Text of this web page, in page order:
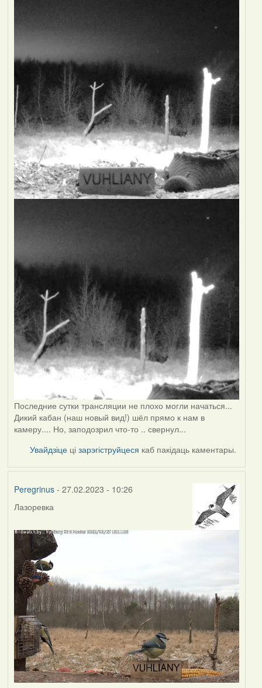
Последние сутки трансляции не плохо могли начаться...
Дикий кабан (наш новый вид!) шёл прямо к нам в
камеру.... Но, заподозрил что-то .. свернул...
Увайдзіце цізарэгіструйцеся каб пакідаць каментары.
Peregrinus- 27.02.2023 - 10:26
Лазоревка